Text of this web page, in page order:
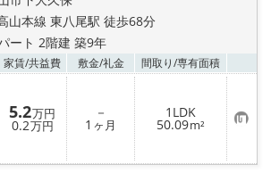
山本線 東八尾駅 徒歩68分
ート 2階建 築9年
家賃/共益費 敷金/礼金 間取り/専有面積
5.2万円
0.2万円
－
1 ヶ月
1LDK
50.09m² お
気
に
入